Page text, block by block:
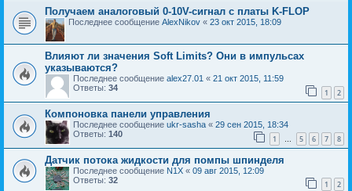
Получаем аналоговый 0-10V-сигнал с платы K-FLOP
Последнее сообщение AlexNikov « 23 окт 2015, 18:09
Влияют ли значения Soft Limits? Они в импульсах
указываются?
Последнее сообщение alex27.01 « 21 окт 2015, 11:59
Ответы: 34 1 2
Компоновка панели управления
Последнее сообщение ukr-sasha « 29 сен 2015, 18:34
Ответы: 140 1 … 5 6 7 8
Датчик потока жидкости для помпы шпинделя
Последнее сообщение N1X « 09 авг 2015, 12:09
Ответы: 32 1 2